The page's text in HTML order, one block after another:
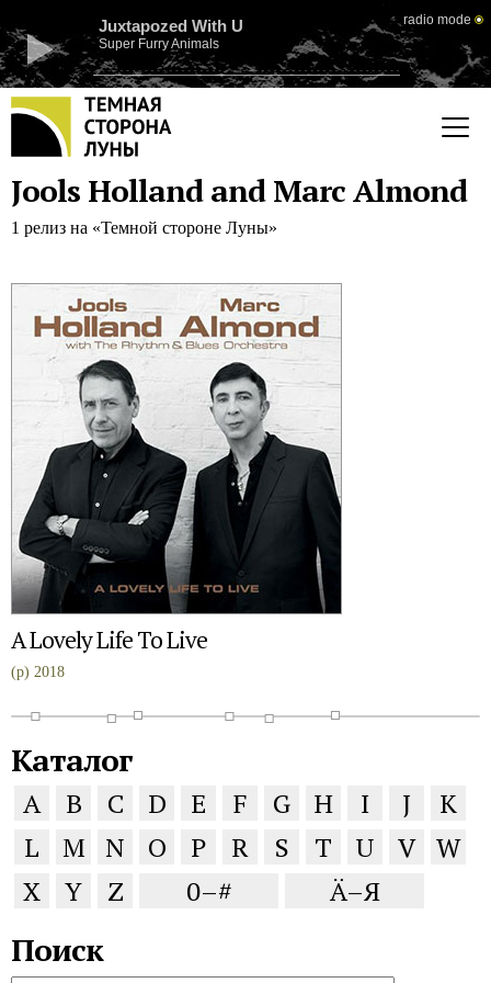
Juxtapozed With U
Super Furry Animals
radio mode
Jools Holland and Marc Almond
1 релиз на «Темной стороне Луны»
A Lovely Life To Live
(p) 2018
Каталог
A B C D E F G H I J
K
L
M N O P R S T U V W
X
Y Z 0–# Ä–Я
Поиск